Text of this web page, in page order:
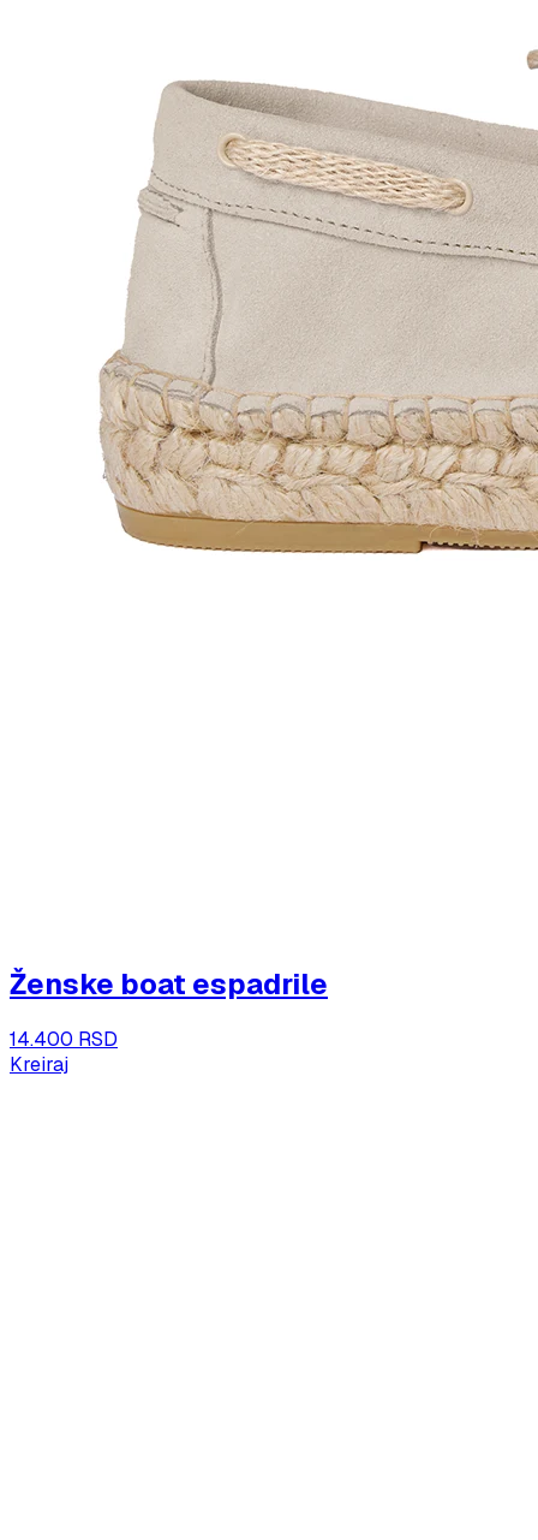
Ženske boat espadrile
14.400 RSD
Kreiraj